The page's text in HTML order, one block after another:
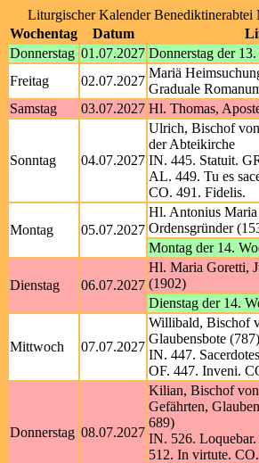
Liturgischer Kalender Benediktinerabtei
Wochentag
Datum
Donnerstag 01.07.2027 Donnerstag der
Freitag
02.07.2027
Mariä
Graduale
Samstag
03.07.2027 Hl. Thomas,
Sonntag 04.07.2027
Ulrich, Bischof
der Abteikirche
IN. 445. Statuit.
AL. 449. Tu es
CO. 491. Fidelis.
Montag 05.07.2027
Hl. Antonius Maria
Ordensgründer
Montag der 14.
Dienstag 06.07.2027
Hl. Maria Goretti,
(1902)
Dienstag der 14.
Mittwoch 07.07.2027
Willibald, Bischof
Glaubensbote (787)
IN. 447.
OF. 447. Inveni.
Donnerstag 08.07.2027
Kilian, Bischof
Gefährten,
689)
IN. 526.
512. In virtute.